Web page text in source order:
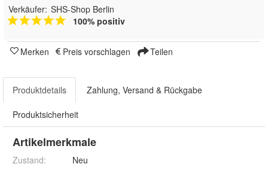
Verkäufer: SHS-Shop Berlin
100% positiv
Merken Preis vorschlagen Teilen
Produktdetails Zahlung, Versand & Rückgabe
Produktsicherheit
Artikelmerkmale
Zustand: Neu